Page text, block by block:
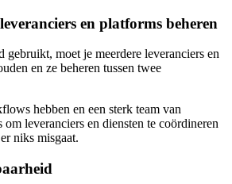
en platforms beheren
gebruikt, moet je meerdere leveranciers en
en ze beheren tussen twee
hebben en een sterk team van
om leveranciers en diensten te coördineren
niks misgaat.